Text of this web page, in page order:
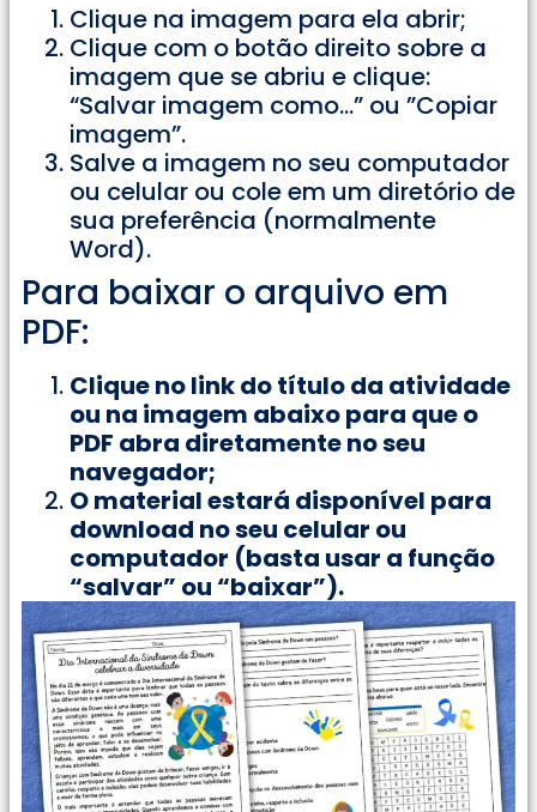
Clique na imagem para ela abrir;
Clique com o botão direito sobre a
imagem que se abriu e clique:
“Salvar imagem como…” ou ”Copiar
imagem”.
Salve a imagem no seu computador
ou celular ou cole em um diretório de
sua preferência (normalmente
Word).
Para baixar o arquivo em
PDF:
Clique no link do título da atividade
ou na imagem abaixo para que o
PDF abra diretamente no seu
navegador;
O material estará disponível para
download no seu celular ou
computador (basta usar a função
“salvar” ou “baixar”).